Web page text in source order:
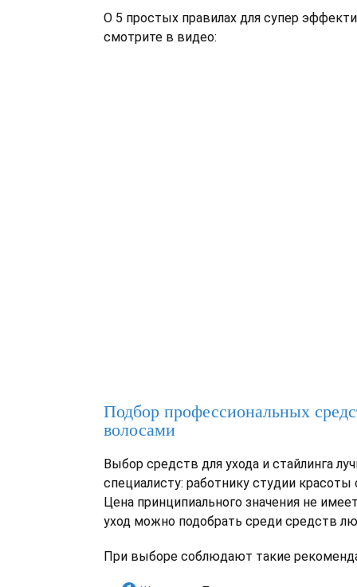
О 5 простых правилах для супер
смотрите в видео:
Подбор профессиональных
волосами
Выбор средств для ухода и стайлинга
специалисту: работнику студии
Цена принципиального значения не
уход можно подобрать среди средств
При выборе соблюдают такие